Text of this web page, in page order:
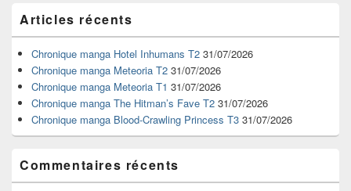
principale
de
widget
pour
barre
latérale
Articles récents
Chronique manga Hotel Inhumans T2 31/07/2026
Chronique manga Meteoria T2 31/07/2026
Chronique manga Meteoria T1 31/07/2026
Chronique manga The Hitman’s Fave T2 31/07/2026
Chronique manga Blood-Crawling Princess T3 31/07/2026
Commentaires récents